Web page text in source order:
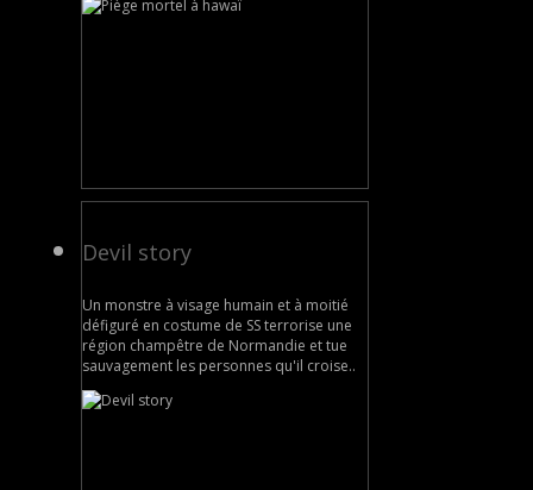
Devil story
Un monstre à visage humain et à moitié
défiguré en costume de SS terrorise une
région champêtre de Normandie et tue
sauvagement les personnes qu'il croise..